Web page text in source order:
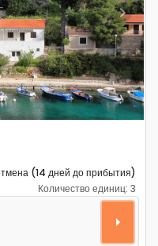
Next
(14 дней до прибытия)
Количество единиц: 3
Басина - Basina, Хвар -